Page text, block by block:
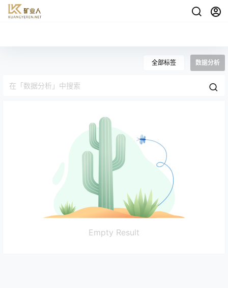
全部标签 数据分析
Empty Result